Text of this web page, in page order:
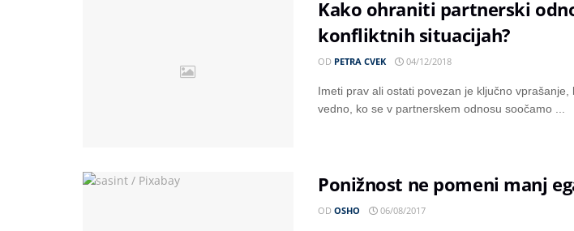
Kako ohraniti partnerski
konfliktnih situacijah?
OD PETRA CVEK 04/12/2018
Imeti prav ali ostati povezan je ključno vprašanje,
vedno, ko se v partnerskem odnosu soočamo ...
Ponižnost ne pomeni manj
OD OSHO 06/08/2017